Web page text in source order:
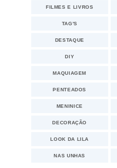
FILMES E LIVROS
TAG'S
DESTAQUE
DIY
MAQUIAGEM
PENTEADOS
MENINICE
DECORAÇÃO
LOOK DA LILA
NAS UNHAS